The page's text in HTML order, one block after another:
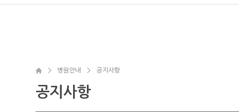
> 병원안내 > 공지사항
공지사항